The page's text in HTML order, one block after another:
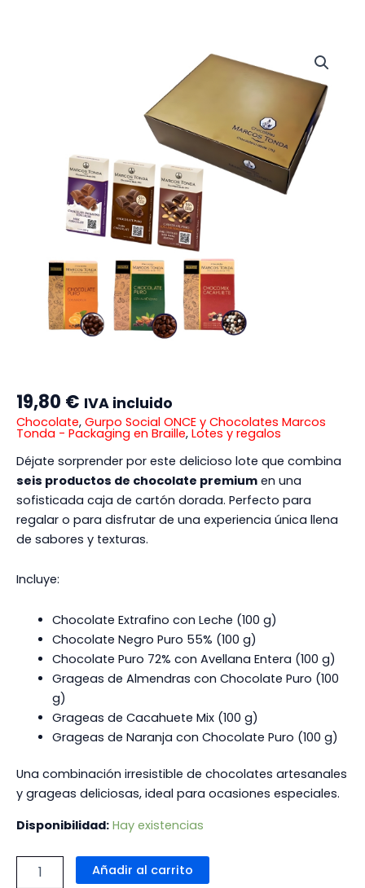
19,80 € IVA incluido
Chocolate, Gurpo Social ONCE y Chocolates Marcos
Tonda - Packaging en Braille, Lotes y regalos
Déjate sorprender por este delicioso lote que combina
seis productos de chocolate premium en una
sofisticada caja de cartón dorada. Perfecto para
regalar o para disfrutar de una experiencia única llena
de sabores y texturas.
Incluye:
Chocolate Extrafino con Leche (100 g)
Chocolate Negro Puro 55% (100 g)
Chocolate Puro 72% con Avellana Entera (100 g)
Grageas de Almendras con Chocolate Puro (100
g)
Grageas de Cacahuete Mix (100 g)
Grageas de Naranja con Chocolate Puro (100 g)
Una combinación irresistible de chocolates artesanales
y grageas deliciosas, ideal para ocasiones especiales.
Disponibilidad: Hay existencias
cantidad
Añadir al carrito